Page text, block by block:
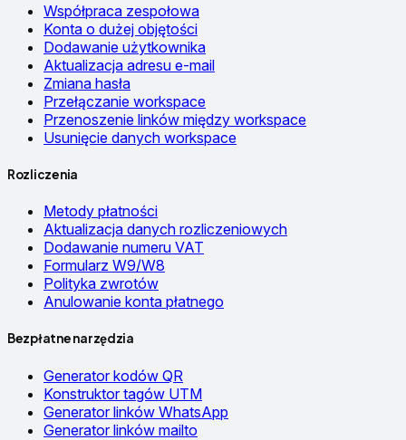
Współpraca zespołowa
Konta o dużej objętości
Dodawanie użytkownika
Aktualizacja adresu e-mail
Zmiana hasła
Przełączanie workspace
Przenoszenie linków między workspace
Usunięcie danych workspace
Rozliczenia
Metody płatności
Aktualizacja danych rozliczeniowych
Dodawanie numeru VAT
Formularz W9/W8
Polityka zwrotów
Anulowanie konta płatnego
Bezpłatne narzędzia
Generator kodów QR
Konstruktor tagów UTM
Generator linków WhatsApp
Generator linków mailto